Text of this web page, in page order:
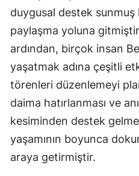
duygusal destek
paylaşma yoluna
ardından, birçok insan
yaşatmak adına çeşitli
törenleri düzenlemeyi
daima hatırlanması ve
kesiminden destek
yaşamının boyunca
araya getirmiştir.